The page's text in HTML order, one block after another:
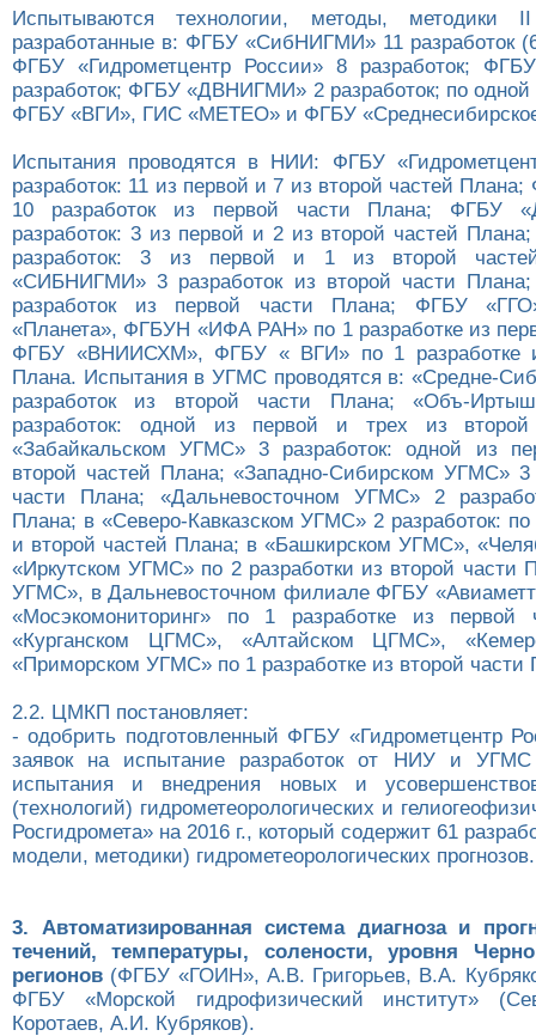
Испытываются технологии, методы, методики
разработанные в: ФГБУ «СибНИГМИ» 11 разработок
ФГБУ «Гидрометцентр России» 8 разработок;
разработок; ФГБУ «ДВНИГМИ» 2 разработок; по
ФГБУ «ВГИ», ГИС «МЕТЕО» и ФГБУ
Испытания проводятся в НИИ: ФГБУ
разработок: 11 из первой и 7 из второй частей
10 разработок из первой части Плана; ФГБУ
разработок: 3 из первой и 2 из второй частей
разработок: 3 из первой и 1 из второй
«СИБНИГМИ» 3 разработок из второй части
разработок из первой части Плана; ФГБУ
«Планета», ФГБУН «ИФА РАН» по 1 разработке из
ФГБУ «ВНИИСХМ», ФГБУ « ВГИ» по 1 разработке
Плана. Испытания в УГМС проводятся в: «Средне-
разработок из второй части Плана; «Объ-
разработок: одной из первой и трех из
«Забайкальском УГМС» 3 разработок: одной из
второй частей Плана; «Западно-Сибирском УГМС» 3
части Плана; «Дальневосточном УГМС» 2
Плана; в «Северо-Кавказском УГМС» 2 разработок:
и второй частей Плана; в «Башкирском УГМС»,
«Иркутском УГМС» по 2 разработки из второй части
УГМС», в Дальневосточном филиале ФГБУ
«Мосэкомониторинг» по 1 разработке из
«Курганском ЦГМС», «Алтайском ЦГМС»,
«Приморском УГМС» по 1 разработке из второй части
2.2. ЦМКП постановляет:
- одобрить подготовленный ФГБУ «Гидрометцентр
заявок на испытание разработок от НИУ и УГМС
испытания и внедрения новых и
(технологий) гидрометеорологических и
Росгидромета» на 2016 г., который содержит 61
модели, методики) гидрометеорологических прогнозов.
3. Автоматизированная система диагноза и
течений, температуры, солености, уровня
регионов (ФГБУ «ГОИН», А.В. Григорьев, В.А.
ФГБУ «Морской гидрофизический институт»
Коротаев, А.И. Кубряков).